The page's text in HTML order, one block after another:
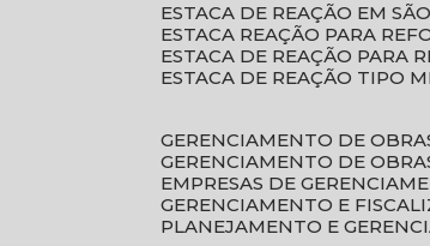
ESTACA DE REAÇÃO EM
ESTACA REAÇÃO PARA
ESTACA DE REAÇÃO PARA
ESTACA DE REAÇÃO TIPO
GERENCIAMENTO DE
GERENCIAMENTO DE
EMPRESAS DE
GERENCIAMENTO E
PLANEJAMENTO E